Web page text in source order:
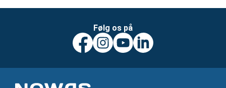
Følg os på